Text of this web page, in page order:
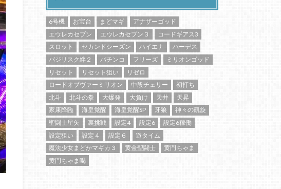
6号機 お宝台 まどマギ
アナザーゴッド
エウレカセブン
エウレカセブン３
コードギアス3
スロット
セカンドシーズン ハイエナ
ハーデス
バジリスク絆２
パチンコ フリーズ
ミリオンゴッド
リセット
リセット狙い
リゼロ
ロードオブヴァーミリオン
中段チェリー
初打ち
北斗
北斗の拳 大爆発 大負け 天井
天昇
家康降臨
海皇覚醒 海皇覚醒SP 牙狼
神々の凱旋
聖闘士星矢
裏挑戦 設定4 設定6
設定6稼働
設定狙い
設定４ 設定６
遊タイム
魔法少女まどかマギカ３
黄金聖闘士
黄門ちゃま
黄門ちゃま喝